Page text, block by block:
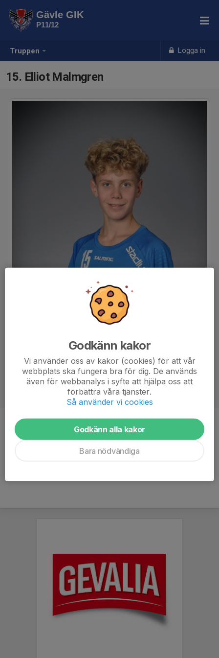
Truppen Logga in
Gävle GIK
P11/12
15. Elliot Malmgren
Position
-
Ålder
13 år
Godkänn kakor
Vi använder oss av kakor (cookies) för att vår
webbplats ska fungera bra för dig. De används
även för webbanalys i syfte att hjälpa oss att
förbättra våra tjänster.
Så använder vi cookies
Godkänn alla kakor
Bara nödvändiga